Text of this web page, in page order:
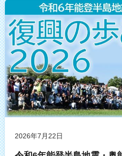
2026年7月22日